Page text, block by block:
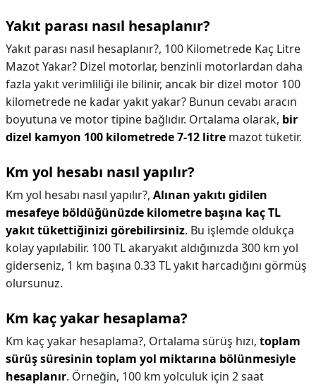
Yakıt parası nasıl hesaplanır?
Yakıt parası nasıl hesaplanır?, 100 Kilometrede Kaç Litre
Mazot Yakar? Dizel motorlar, benzinli motorlardan daha
fazla yakıt verimliliği ile bilinir, ancak bir dizel motor 100
kilometrede ne kadar yakıt yakar? Bunun cevabı aracın
boyutuna ve motor tipine bağlıdır. Ortalama olarak, bir
dizel kamyon 100 kilometrede 7-12 litre mazot tüketir.
Km yol hesabı nasıl yapılır?
Km yol hesabı nasıl yapılır?, Alınan yakıtı gidilen
mesafeye böldüğünüzde kilometre başına kaç TL
yakıt tükettiğinizi görebilirsiniz. Bu işlemde oldukça
kolay yapılabilir. 100 TL akaryakıt aldığınızda 300 km yol
giderseniz, 1 km başına 0.33 TL yakıt harcadığını görmüş
olursunuz.
Km kaç yakar hesaplama?
Km kaç yakar hesaplama?, Ortalama sürüş hızı, toplam
sürüş süresinin toplam yol miktarına bölünmesiyle
hesaplanır. Örneğin, 100 km yolculuk için 2 saat